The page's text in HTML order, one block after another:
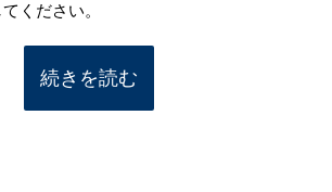
ください。
続きを読む